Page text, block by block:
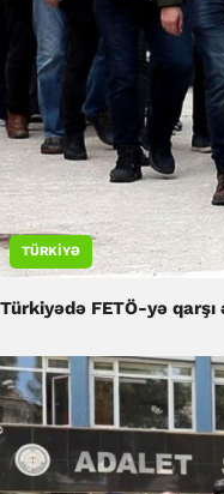
TÜRKIYƏ
Türkiyədə FETÖ-yə